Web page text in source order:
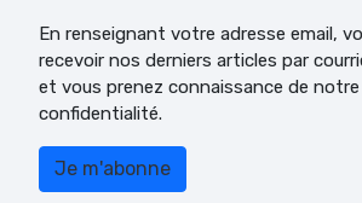
En renseignant votre adresse email,
recevoir nos derniers articles par
et vous prenez connaissance de
confidentialité.